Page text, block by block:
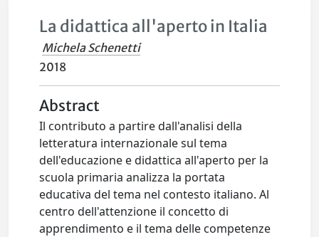
La didattica all'aperto in Italia
Michela Schenetti
2018
Abstract
Il contributo a partire dall'analisi della
letteratura internazionale sul tema
dell'educazione e didattica all'aperto per la
scuola primaria analizza la portata
educativa del tema nel contesto italiano. Al
centro dell'attenzione il concetto di
apprendimento e il tema delle competenze